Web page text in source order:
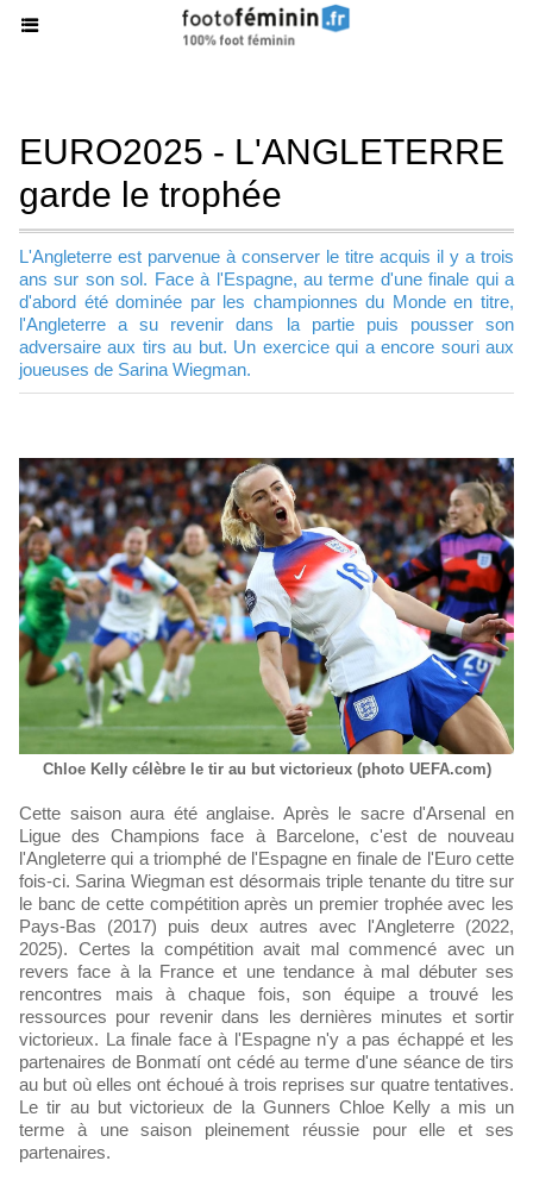
EURO2025 - L'ANGLETERRE
garde le trophée
L'Angleterre est parvenue à conserver le titre acquis il y a trois
ans sur son sol. Face à l'Espagne, au terme d'une finale qui a
d'abord été dominée par les championnes du Monde en titre,
l'Angleterre a su revenir dans la partie puis pousser son
adversaire aux tirs au but. Un exercice qui a encore souri aux
joueuses de Sarina Wiegman.
Chloe Kelly célèbre le tir au but victorieux (photo UEFA.com)
Cette saison aura été anglaise. Après le sacre d'Arsenal en
Ligue des Champions face à Barcelone, c'est de nouveau
l'Angleterre qui a triomphé de l'Espagne en finale de l'Euro cette
fois-ci. Sarina Wiegman est désormais triple tenante du titre sur
le banc de cette compétition après un premier trophée avec les
Pays-Bas (2017) puis deux autres avec l'Angleterre (2022,
2025). Certes la compétition avait mal commencé avec un
revers face à la France et une tendance à mal débuter ses
rencontres mais à chaque fois, son équipe a trouvé les
ressources pour revenir dans les dernières minutes et sortir
victorieux. La finale face à l'Espagne n'y a pas échappé et les
partenaires de Bonmatí ont cédé au terme d'une séance de tirs
au but où elles ont échoué à trois reprises sur quatre tentatives.
Le tir au but victorieux de la Gunners Chloe Kelly a mis un
terme à une saison pleinement réussie pour elle et ses
partenaires.